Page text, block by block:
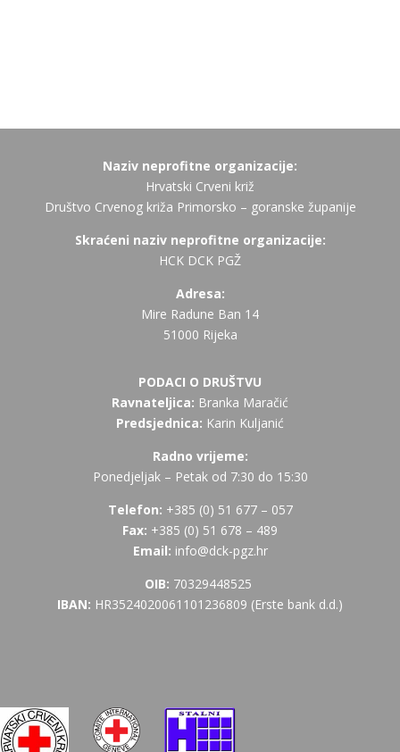
Naziv neprofitne organizacije:
Hrvatski Crveni križ
Društvo Crvenog križa Primorsko – goranske županije
Skraćeni naziv neprofitne organizacije:
HCK DCK PGŽ
Adresa:
Mire Radune Ban 14
51000 Rijeka
PODACI O DRUŠTVU
Ravnateljica: Branka Maračić
Predsjednica: Karin Kuljanić
Radno vrijeme:
Ponedjeljak – Petak od 7:30 do 15:30
Telefon: +385 (0) 51 677 – 057
Fax: +385 (0) 51 678 – 489
Email: info@dck-pgz.hr
OIB: 70329448525
IBAN: HR3524020061101236809 (Erste bank d.d.)